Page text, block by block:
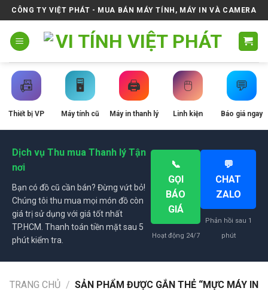
Skip
to
content
CÔNG TY VIỆT PHÁT - MUA BÁN MÁY TÍNH, MÁY IN VÀ CAMERA
📠
Thiết bị VP
🖥️
Máy tính cũ
🖨️
Máy in thanh lý
🖱️
Linh kiện
💬
Báo giá ngay
Dịch vụ Thu mua Thanh lý Tận
nơi
Bạn có đồ cũ cần bán? Đừng vứt bỏ!
Chúng tôi thu mua mọi món đồ còn
giá trị sử dụng với giá tốt nhất
TP.HCM. Thanh toán tiền mặt sau 5
phút kiểm tra.
📞
GỌI
BÁO
GIÁ
Hoạt động 24/7
💬
CHAT
ZALO
Phản hồi sau 1
phút
TRANG CHỦ / SẢN PHẨM ĐƯỢC GẮN THẺ “MỰC MÁY IN